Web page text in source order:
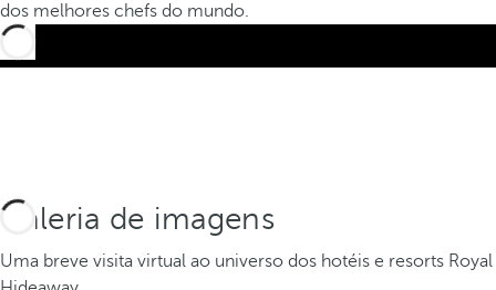
dos melhores chefs do mundo.
Galeria de imagens
Uma breve visita virtual ao universo dos hotéis e resorts Royal